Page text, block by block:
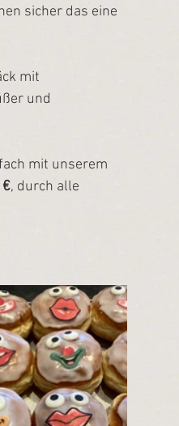
sicher das eine
mit
und
mit unserem
, durch alle